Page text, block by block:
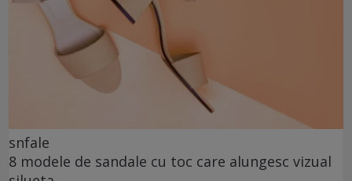
snfale
8 modele de sandale cu toc care alungesc vizual